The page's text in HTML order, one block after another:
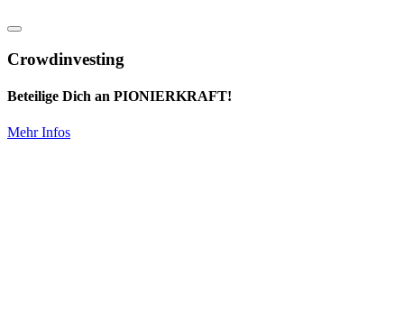
Crowdinvesting
Beteilige Dich an PIONIERKRAFT!
Mehr Infos